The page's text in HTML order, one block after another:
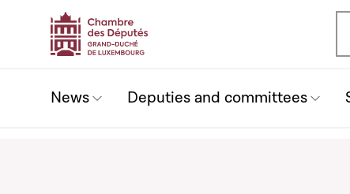
News Deputies and committees